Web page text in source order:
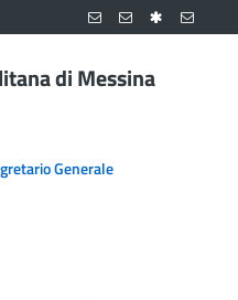
di Messina
Generale